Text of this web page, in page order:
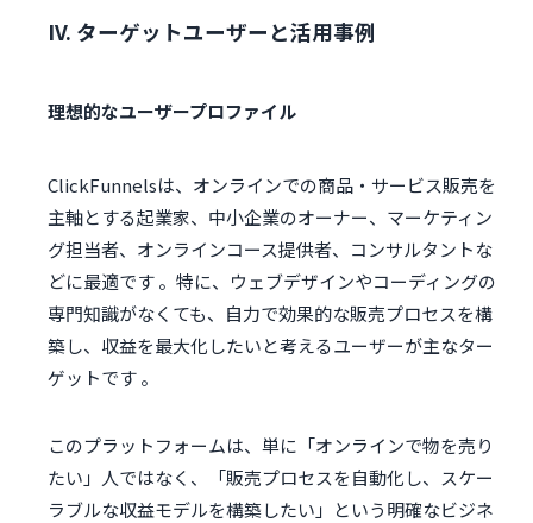
IV. ターゲットユーザーと活用事例
理想的なユーザープロファイル
ClickFunnelsは、オンラインでの商品・サービス販売を
主軸とする起業家、中小企業のオーナー、マーケティン
グ担当者、オンラインコース提供者、コンサルタントな
どに最適です 。特に、ウェブデザインやコーディングの
専門知識がなくても、自力で効果的な販売プロセスを構
築し、収益を最大化したいと考えるユーザーが主なター
ゲットです 。
このプラットフォームは、単に「オンラインで物を売り
たい」人ではなく、「販売プロセスを自動化し、スケー
ラブルな収益モデルを構築したい」という明確なビジネ